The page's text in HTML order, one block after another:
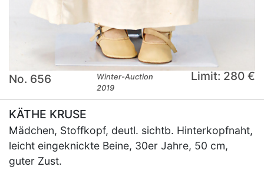
No. 656
Winter-Auction
2019
Limit: 280 €
KÄTHE KRUSE
Mädchen, Stoffkopf, deutl. sichtb. Hinterkopfnaht,
leicht eingeknickte Beine, 30er Jahre, 50 cm,
guter Zust.